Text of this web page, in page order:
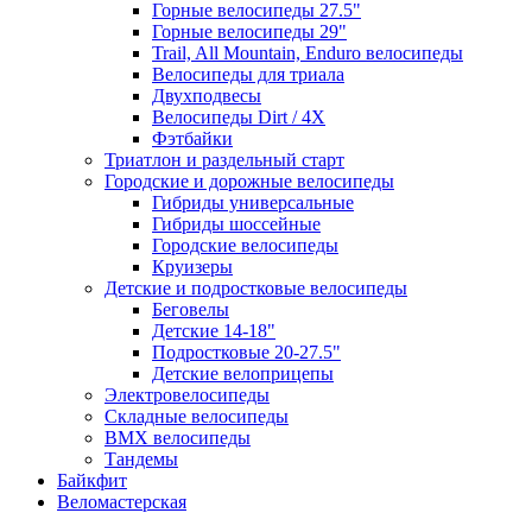
Горные велосипеды 27.5"
Горные велосипеды 29"
Trail, All Mountain, Enduro велосипеды
Велосипеды для триала
Двухподвесы
Велосипеды Dirt / 4X
Фэтбайки
Триатлон и раздельный старт
Городские и дорожные велосипеды
Гибриды универсальные
Гибриды шоссейные
Городские велосипеды
Круизеры
Детские и подростковые велосипеды
Беговелы
Детские 14-18"
Подростковые 20-27.5"
Детские велоприцепы
Электровелосипеды
Складные велосипеды
BMX велосипеды
Тандемы
Байкфит
Веломастерская